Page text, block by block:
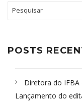
POSTS
Diretora do
Lançamento do